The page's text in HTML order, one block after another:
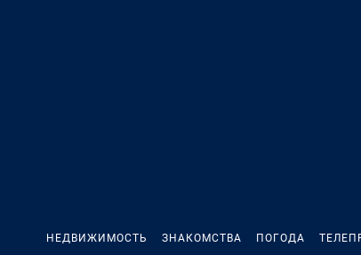
НЕДВИЖИМОСТЬ ЗНАКОМСТВА ПОГОДА